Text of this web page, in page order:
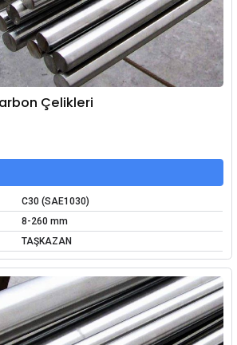
Çelikleri
C30 (SAE1030)
8-260 mm
TAŞKAZAN